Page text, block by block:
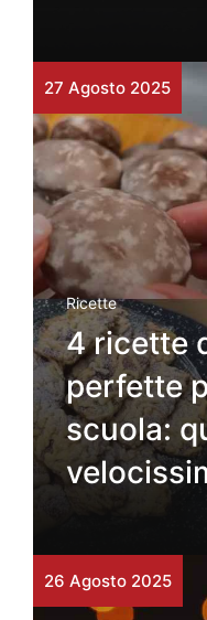
27 Agosto 2025
Ricette
4 ricette
perfette
scuola:
26 Agosto 2025